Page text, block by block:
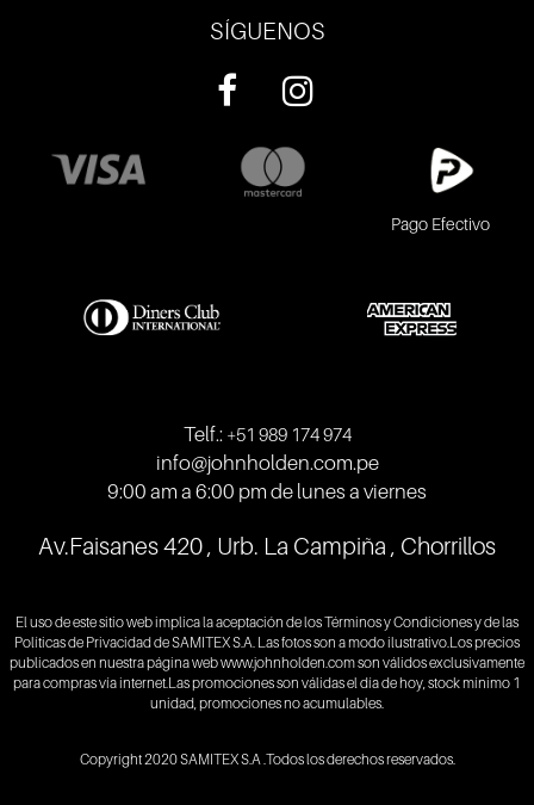
SÍGUENOS
Pago Efectivo
Telf.:+51 989 174 974
info@johnholden.com.pe
9:00 am a 6:00 pm de lunes a viernes
Av.Faisanes 420 , Urb. La Campiña , Chorrillos
El uso de este sitio web implica la aceptación de losTérminos y Condicionesy de las
Políticas de Privacidadde SAMITEX S.A. Las fotos son a modo ilustrativo.Los precios
publicados en nuestra página webwww.johnholden.comson válidos exclusivamente
para compras vía internet.Las promociones son válidas el día de hoy, stock mínimo 1
unidad, promociones no acumulables.
Copyright 2020 SAMITEX S.A .Todos los derechos reservados.